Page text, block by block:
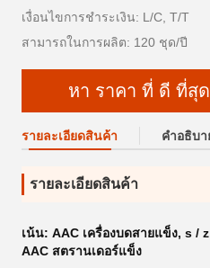
เงื่อนไขการชำระเงิน: L/C, T/T
สามารถในการผลิต: 120 ชุด/ปี
หา ราคา ที่ ดี ที่สุด
รายละเอียดสินค้า คําอธิบ
รายละเอียดสินค้า
เน้น: AAC เครื่องบดสายแข็ง, s /
AAC สตรานเดอร์แข็ง